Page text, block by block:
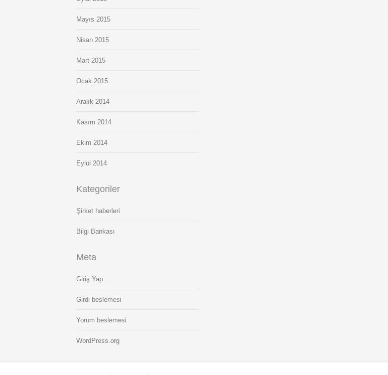
Mayıs 2015
Nisan 2015
Mart 2015
Ocak 2015
Aralık 2014
Kasım 2014
Ekim 2014
Eylül 2014
Kategoriler
Şirket haberleri
Bilgi Bankası
Meta
Giriş Yap
Girdi beslemesi
Yorum beslemesi
WordPress.org